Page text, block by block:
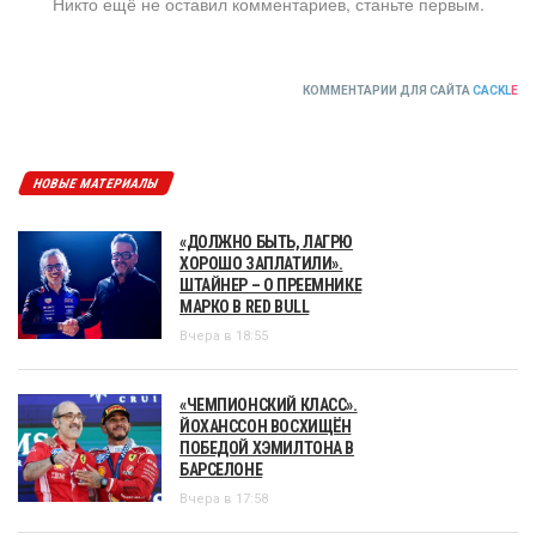
КОММЕНТАРИИ ДЛЯ САЙТА CACKLE
НОВЫЕ МАТЕРИАЛЫ
«ДОЛЖНО БЫТЬ, ЛАГРЮ
ХОРОШО ЗАПЛАТИЛИ».
ШТАЙНЕР – О ПРЕЕМНИКЕ
МАРКО В RED BULL
Вчера в 18:55
«ЧЕМПИОНСКИЙ КЛАСС».
ЙОХАНССОН ВОСХИЩЁН
ПОБЕДОЙ ХЭМИЛТОНА В
БАРСЕЛОНЕ
Вчера в 17:58